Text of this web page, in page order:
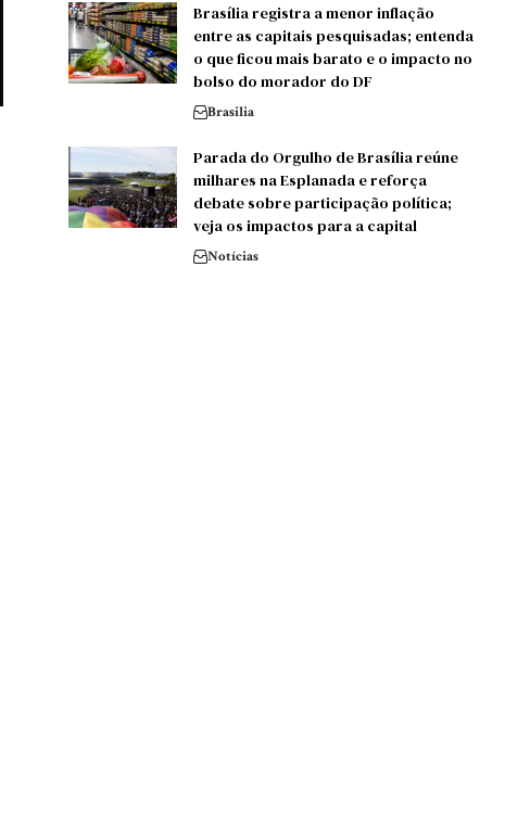
Brasília registra a menor inflação
entre as capitais pesquisadas; entenda
o que ficou mais barato e o impacto no
bolso do morador do DF
Brasilia
Parada do Orgulho de Brasília reúne
milhares na Esplanada e reforça
debate sobre participação política;
veja os impactos para a capital
Notícias